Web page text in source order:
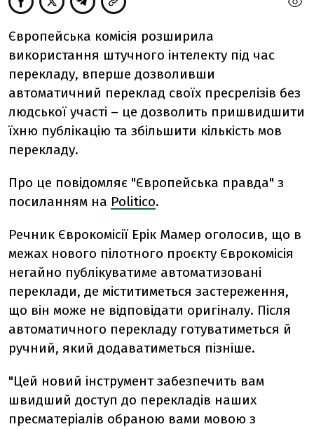
Європейська комісія розширила
використання штучного інтелекту під час
перекладу, вперше дозволивши
автоматичний переклад своїх пресрелізів без
людської участі – це дозволить пришвидшити
їхню публікацію та збільшити кількість мов
перекладу.
Про це повідомляє "Європейська правда" з
посиланням на Politico.
Речник Єврокомісії Ерік Мамер оголосив, що в
межах нового пілотного проєкту Єврокомісія
негайно публікуватиме автоматизовані
переклади, де міститиметься застереження,
що він може не відповідати оригіналу. Після
автоматичного перекладу готуватиметься й
ручний, який додаватиметься пізніше.
"Цей новий інструмент забезпечить вам
швидший доступ до перекладів наших
пресматеріалів обраною вами мовою з